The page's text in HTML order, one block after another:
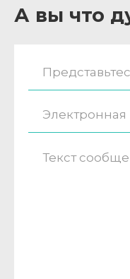
А вы что